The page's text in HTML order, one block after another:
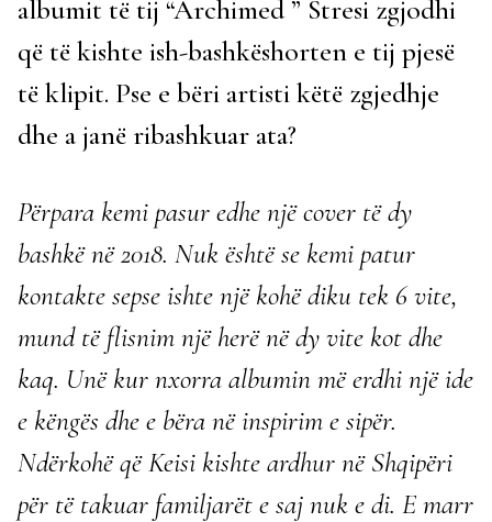
albumit të tij “Archimed ” Stresi zgjodhi
që të kishte ish-bashkëshorten e tij pjesë
të klipit. Pse e bëri artisti këtë zgjedhje
dhe a janë ribashkuar ata?
Përpara kemi pasur edhe një cover të dy
bashkë në 2018. Nuk është se kemi patur
kontakte sepse ishte një kohë diku tek 6 vite,
mund të flisnim një herë në dy vite kot dhe
kaq. Unë kur nxorra albumin më erdhi një ide
e këngës dhe e bëra në inspirim e sipër.
Ndërkohë që Keisi kishte ardhur në Shqipëri
për të takuar familjarët e saj nuk e di. E marr